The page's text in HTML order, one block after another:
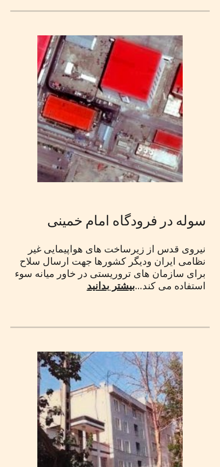
سوله در فرودگاه امام خمینی
نیروی قدس از زیرساخت های هواپیمایی غیر
نظامی ایران ودیگر کشورها جهت ارسال سلاح
برای سازمان های تروریستی در خاور میانه سوء
استفاده می کند...بیشتر بدانید